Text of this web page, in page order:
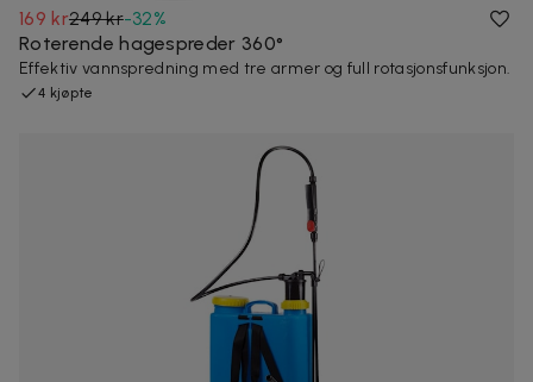
169 kr249 kr-32%
Roterende hagespreder 360°
Effektiv vannspredning med tre armer og full rotasjonsfunksjon.
4 kjøpte